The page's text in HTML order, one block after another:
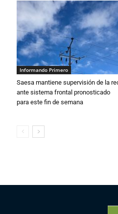
Informando Primero
Saesa mantiene supervisión de la
ante sistema frontal pronosticado
para este fin de semana